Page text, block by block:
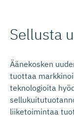
Sellusta
Äänekosken
tuottaa
teknologioita
liiketoimintaa